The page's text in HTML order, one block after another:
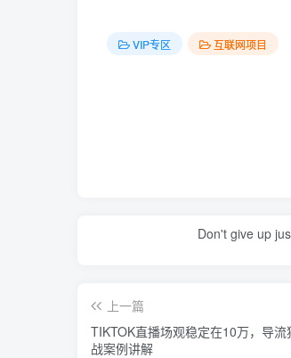
VIP专区 互联网项目
Don't give up
上一篇
TIKTOK直播场观稳定在10万，导
战案例讲解